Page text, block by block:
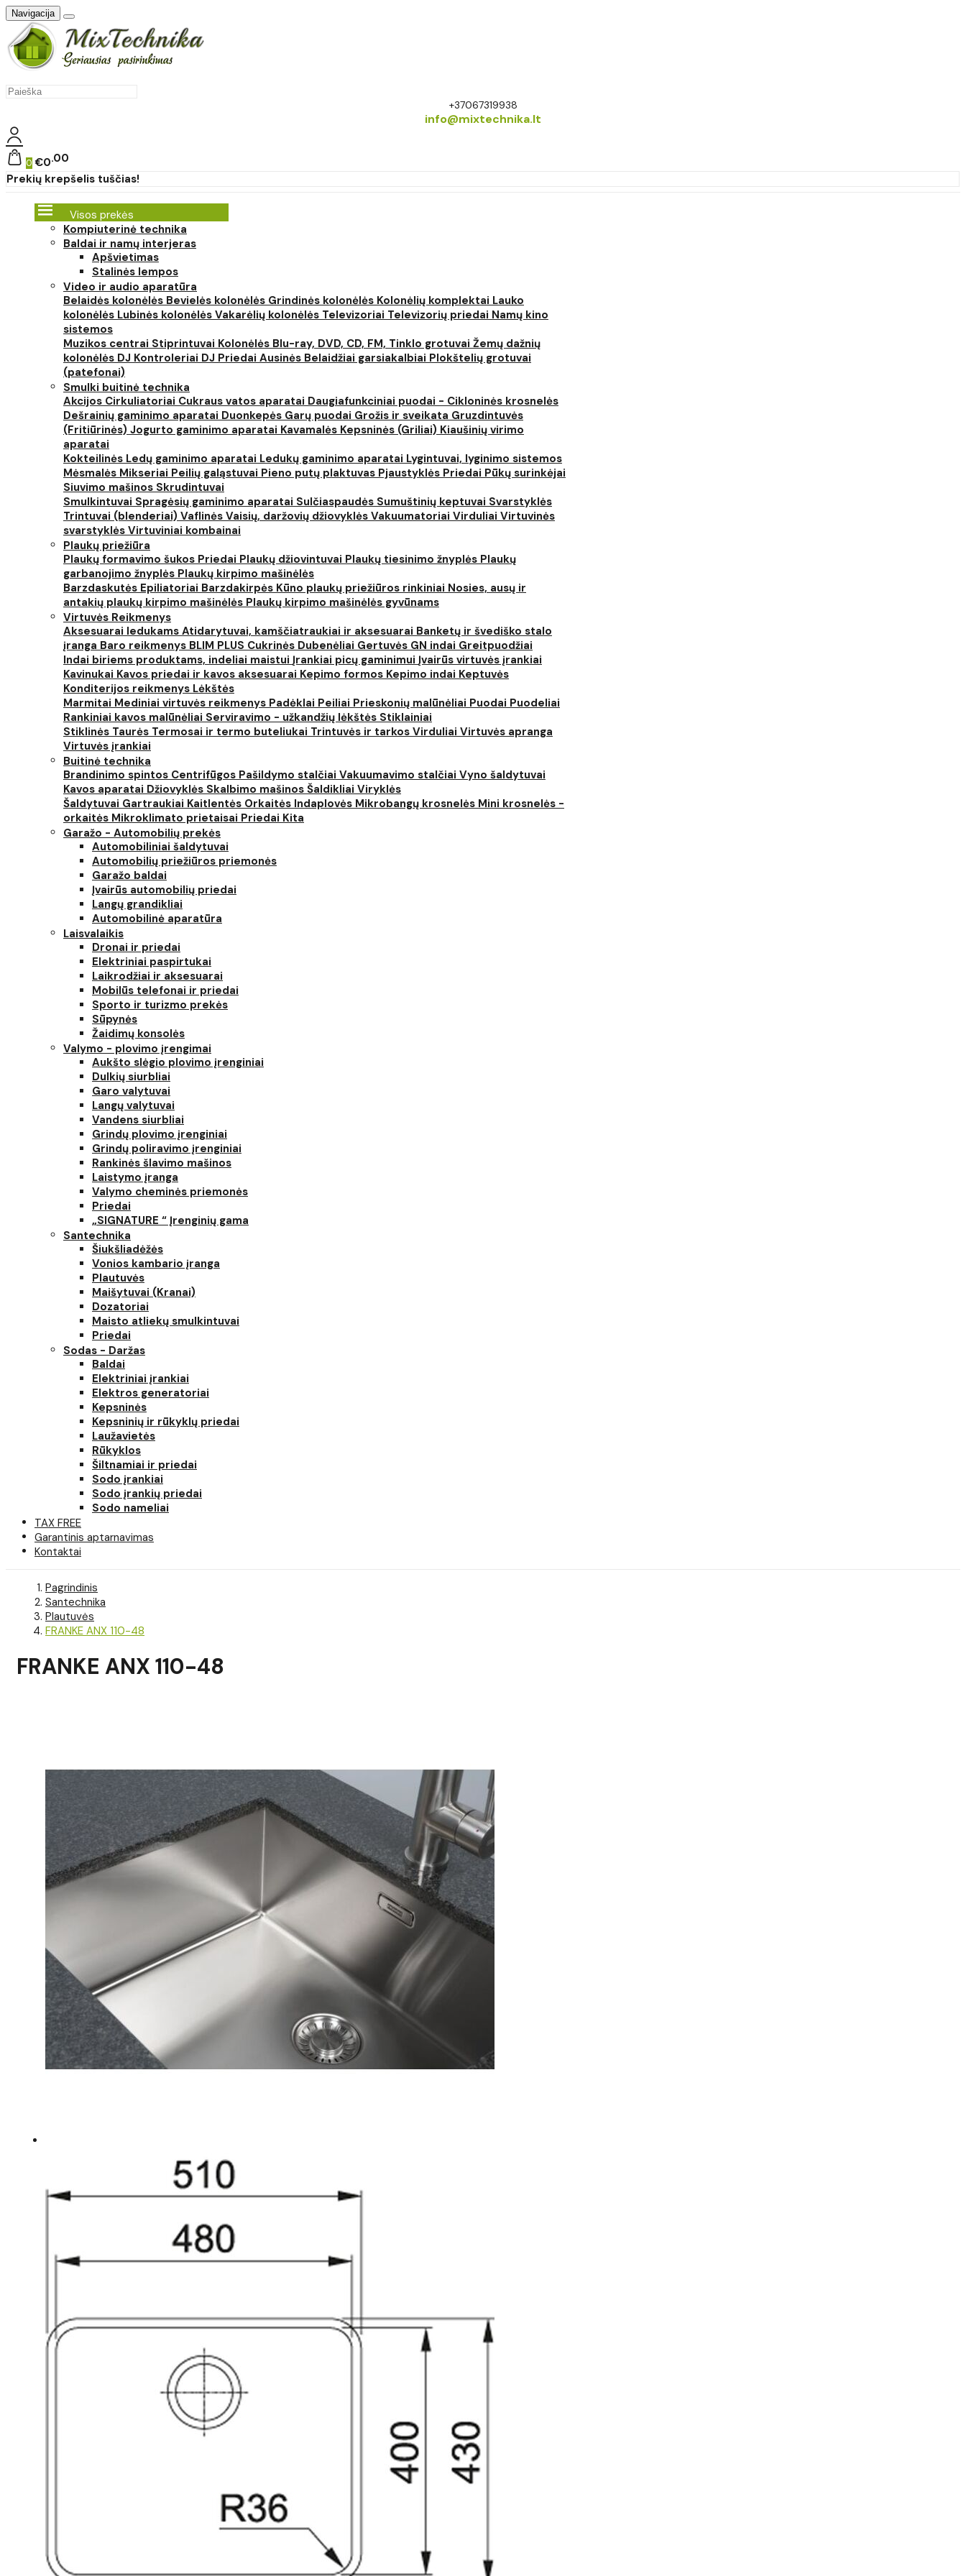
Navigacija
+37067319938
info@mixtechnika.lt
0 €0 00
Prekių krepšelis tuščias!
Visos prekės
Kompiuterinė technika
Baldai ir namų interjeras
Apšvietimas
Stalinės lempos
Video ir audio aparatūra
Belaidės kolonėlės Bevielės kolonėlės Grindinės kolonėlės Kolonėlių komplektai Lauko
kolonėlės Lubinės kolonėlės Vakarėlių kolonėlės Televizoriai Televizorių priedai Namų kino
sistemos
Muzikos centrai Stiprintuvai Kolonėlės Blu-ray, DVD, CD, FM, Tinklo grotuvai Žemų dažnių
kolonėlės DJ Kontroleriai DJ Priedai Ausinės Belaidžiai garsiakalbiai Plokštelių grotuvai
(patefonai)
Smulki buitinė technika
Akcijos Cirkuliatoriai Cukraus vatos aparatai Daugiafunkciniai puodai - Cikloninės krosnelės
Dešrainių gaminimo aparatai Duonkepės Garų puodai Grožis ir sveikata Gruzdintuvės
(Fritiūrinės) Jogurto gaminimo aparatai Kavamalės Kepsninės (Griliai) Kiaušinių virimo
aparatai
Kokteilinės Ledų gaminimo aparatai Ledukų gaminimo aparatai Lygintuvai, lyginimo sistemos
Mėsmalės Mikseriai Peilių galąstuvai Pieno putų plaktuvas Pjaustyklės Priedai Pūkų surinkėjai
Siuvimo mašinos Skrudintuvai
Smulkintuvai Spragėsių gaminimo aparatai Sulčiaspaudės Sumuštinių keptuvai Svarstyklės
Trintuvai (blenderiai) Vaflinės Vaisių, daržovių džiovyklės Vakuumatoriai Virduliai Virtuvinės
svarstyklės Virtuviniai kombainai
Plaukų priežiūra
Plaukų formavimo šukos Priedai Plaukų džiovintuvai Plaukų tiesinimo žnyplės Plaukų
garbanojimo žnyplės Plaukų kirpimo mašinėlės
Barzdaskutės Epiliatoriai Barzdakirpės Kūno plaukų priežiūros rinkiniai Nosies, ausų ir
antakių plaukų kirpimo mašinėlės Plaukų kirpimo mašinėlės gyvūnams
Virtuvės Reikmenys
Aksesuarai ledukams Atidarytuvai, kamščiatraukiai ir aksesuarai Banketų ir švediško stalo
įranga Baro reikmenys BLIM PLUS Cukrinės Dubenėliai Gertuvės GN indai Greitpuodžiai
Indai biriems produktams, indeliai maistui Įrankiai picų gaminimui Įvairūs virtuvės įrankiai
Kavinukai Kavos priedai ir kavos aksesuarai Kepimo formos Kepimo indai Keptuvės
Konditerijos reikmenys Lėkštės
Marmitai Mediniai virtuvės reikmenys Padėklai Peiliai Prieskonių malūnėliai Puodai Puodeliai
Rankiniai kavos malūnėliai Serviravimo - užkandžių lėkštės Stiklainiai
Stiklinės Taurės Termosai ir termo buteliukai Trintuvės ir tarkos Virduliai Virtuvės apranga
Virtuvės įrankiai
Buitinė technika
Brandinimo spintos Centrifūgos Pašildymo stalčiai Vakuumavimo stalčiai Vyno šaldytuvai
Kavos aparatai Džiovyklės Skalbimo mašinos Šaldikliai Viryklės
Šaldytuvai Gartraukiai Kaitlentės Orkaitės Indaplovės Mikrobangų krosnelės Mini krosnelės -
orkaitės Mikroklimato prietaisai Priedai Kita
Garažo - Automobilių prekės
Automobiliniai šaldytuvai
Automobilių priežiūros priemonės
Garažo baldai
Įvairūs automobilių priedai
Langų grandikliai
Automobilinė aparatūra
Laisvalaikis
Dronai ir priedai
Elektriniai paspirtukai
Laikrodžiai ir aksesuarai
Mobilūs telefonai ir priedai
Sporto ir turizmo prekės
Sūpynės
Žaidimų konsolės
Valymo - plovimo įrengimai
Aukšto slėgio plovimo įrenginiai
Dulkių siurbliai
Garo valytuvai
Langų valytuvai
Vandens siurbliai
Grindų plovimo įrenginiai
Grindų poliravimo įrenginiai
Rankinės šlavimo mašinos
Laistymo įranga
Valymo cheminės priemonės
Priedai
„SIGNATURE “ Įrenginių gama
Santechnika
Šiukšliadėžės
Vonios kambario įranga
Plautuvės
Maišytuvai (Kranai)
Dozatoriai
Maisto atliekų smulkintuvai
Priedai
Sodas - Daržas
Baldai
Elektriniai įrankiai
Elektros generatoriai
Kepsninės
Kepsninių ir rūkyklų priedai
Laužavietės
Rūkyklos
Šiltnamiai ir priedai
Sodo įrankiai
Sodo įrankių priedai
Sodo nameliai
TAX FREE
Garantinis aptarnavimas
Kontaktai
Pagrindinis
Santechnika
Plautuvės
FRANKE ANX 110-48
FRANKE ANX 110-48